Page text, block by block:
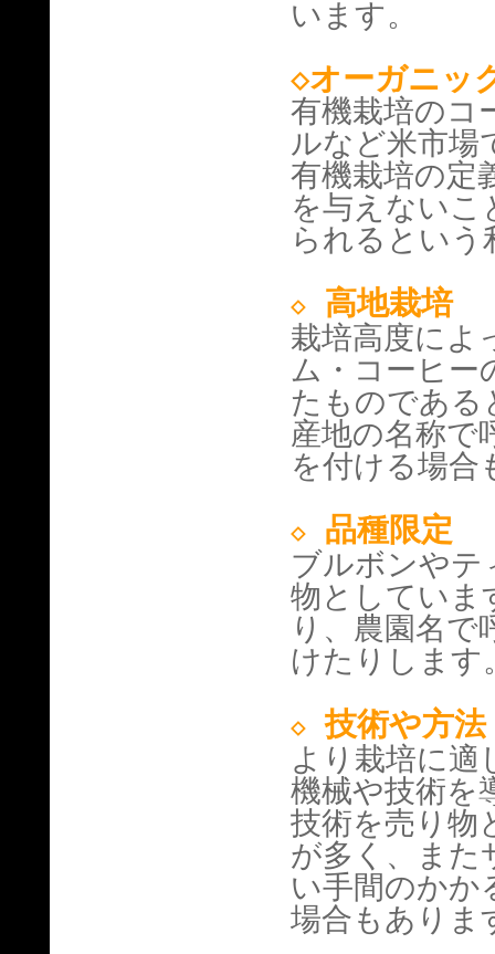
います。
◇オーガニッ
有機栽培のコ
ルなど米市場
有機栽培の定
を与えないこ
られるとい
◇ 高地栽培
栽培高度によ
ム・コーヒー
たものである
産地の名称で
を付ける場合
◇ 品種限定
ブルボンやテ
物としていま
り、農園名
けたりします
◇ 技術や方法
より栽培に適
機械や技術を
技術を売り物
が多く、また
い手間のかか
場合もありま